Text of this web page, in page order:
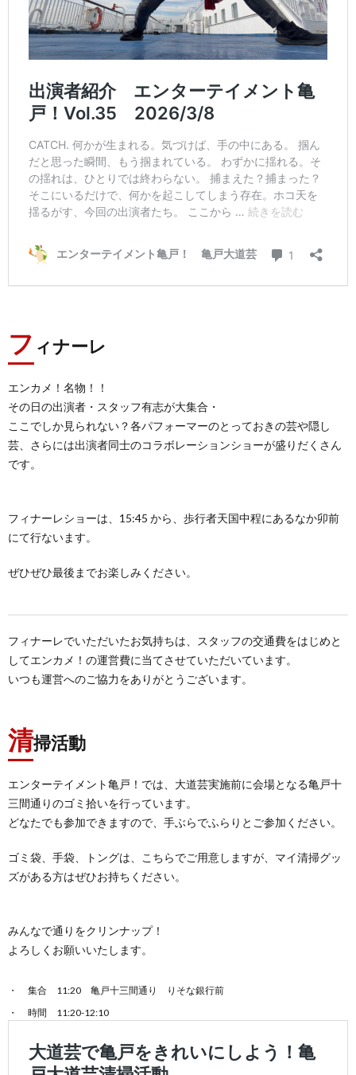
フ ィナーレ
エンカメ！名物！！
その日の出演者・スタッフ有志が大集合・
ここでしか見られない？各パフォーマーのとっておきの芸や隠し
芸、さらには出演者同士のコラボレーションショーが盛りだくさん
です。
フィナーレショーは、15:45 から、歩行者天国中程にあるなか卯前
にて行ないます。
ぜひぜひ最後までお楽しみください。
フィナーレでいただいたお気持ちは、スタッフの交通費をはじめと
してエンカメ！の運営費に当てさせていただいています。
いつも運営へのご協力をありがとうございます。
清掃活動
エンターテイメント亀戸！では、大道芸実施前に会場となる亀戸十
三間通りのゴミ拾いを行っています。
どなたでも参加できますので、手ぶらでふらりとご参加ください。
ゴミ袋、手袋、トングは、こちらでご用意しますが、マイ清掃グッ
ズがある方はぜひお持ちください。
みんなで通りをクリンナップ！
よろしくお願いいたします。
集合 11:20 亀戸十三間通り りそな銀行前
時間 11:20-12:10